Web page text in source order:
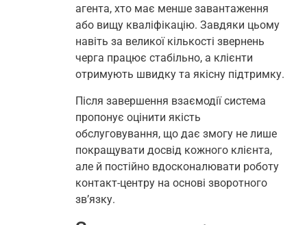
агента, хто має менше завантаження
або вищу кваліфікацію. Завдяки цьому
навіть за великої кількості звернень
черга працює стабільно, а клієнти
отримують швидку та якісну підтримку.
Після завершення взаємодії система
пропонує оцінити якість
обслуговування, що дає змогу не лише
покращувати досвід кожного клієнта,
але й постійно вдосконалювати роботу
контакт-центру на основі зворотного
зв’язку.